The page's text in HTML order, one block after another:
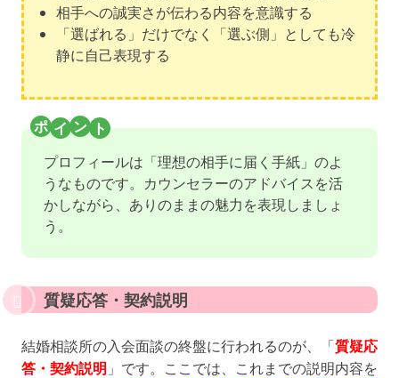
相手への誠実さが伝わる内容を意識する
「選ばれる」だけでなく「選ぶ側」としても冷
静に自己表現する
プロフィールは「理想の相手に届く手紙」のよ
うなものです。カウンセラーのアドバイスを活
かしながら、ありのままの魅力を表現しましょ
う。
質疑応答・契約説明
結婚相談所の入会面談の終盤に行われるのが、「質疑応
答・契約説明 」です。ここでは、これまでの説明内容を